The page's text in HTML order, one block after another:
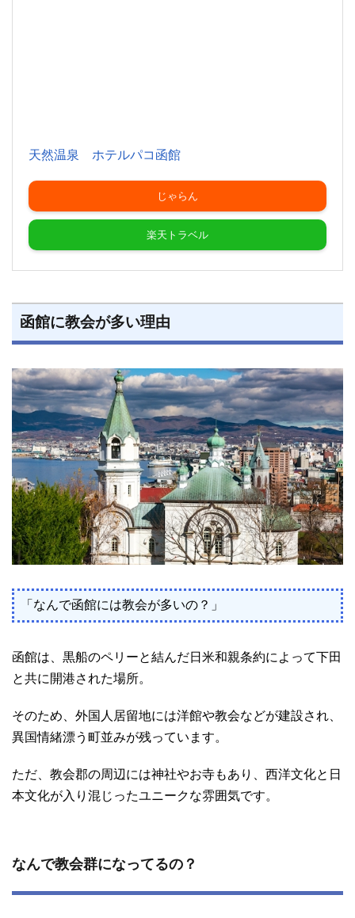
天然温泉 ホテルパコ函館
じゃらん
楽天トラベル
函館に教会が多い理由
「なんで函館には教会が多いの？」
函館は、黒船のペリーと結んだ日米和親条約によって下田
と共に開港された場所。
そのため、外国人居留地には洋館や教会などが建設され、
異国情緒漂う町並みが残っています。
ただ、教会郡の周辺には神社やお寺もあり、西洋文化と日
本文化が入り混じったユニークな雰囲気です。
なんで教会群になってるの？